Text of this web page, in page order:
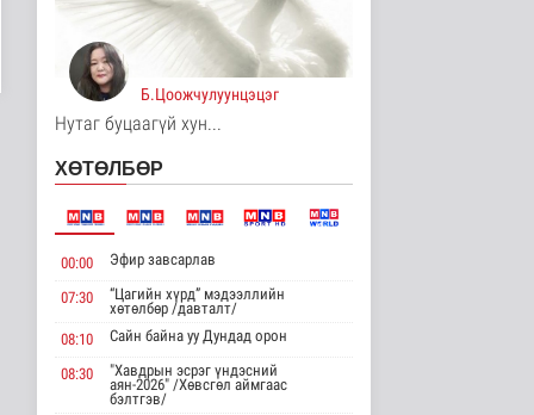
7 цаг 59 минутын өмнө
Хирошимад иргэд
Японы зэвсгийн
экспортын бодлогы..
Дэлхийд
7 цаг 11 минутын өмнө
Трамп Ирантай
шинэ гарц эрэлх..
7 цаг 19 минутын өмнө
Европ даяар хэт халалт
эрчимжиж байна
7 цаг 27 минутын өмнө
Б.Цоожчулуунцэцэг
Нутаг буцаагүй хун...
ХӨТӨЛБӨР
00:00 Эфир завсарлав
07:30
“Цагийн хүрд” мэдээллийн
хөтөлбөр /давталт/
08:10
Сайн байна уу Дундад орон
08:30
"Хавдрын эсрэг үндэсний
аян-2026" /Хөвсгөл аймгаас
бэлтгэв/